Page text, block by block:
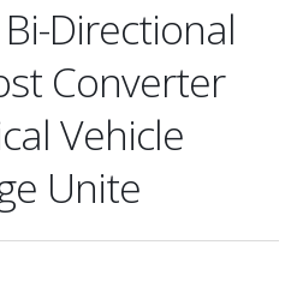
Directional
Converter
Vehicle
Unite